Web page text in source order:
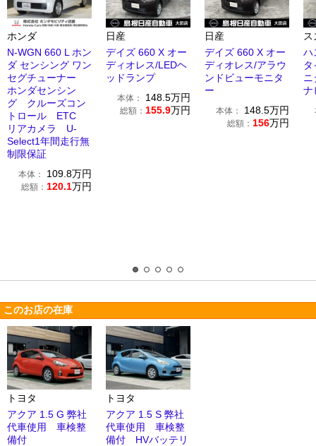
ホンダ
N-WGN 660 L ホン
ダ センシング ワン
セグチューナー
ホンダセンシン
グ クルーズコン
トロール ETC
リアカメラ U-
Select1年間走行無
制限保証
本体： 109.8万円
総額： 120.1万円
日産
デイズ 660 X オー
ディオレス/LEDヘ
ッドランプ
本体： 148.5万円
総額： 155.9万円
日産
デイズ 660 X オー
ディオレス/アラウ
ンドビューモニタ
ー
本体： 148.5万円
総額： 156万円
ス
ハ
ニ
ナ
このお店の在庫
トヨタ
アクア 1.5 G 弊社
代車使用 車検整
備付
トヨタ
アクア 1.5 S 弊社
代車使用 車検整
備付 HVバッテリ